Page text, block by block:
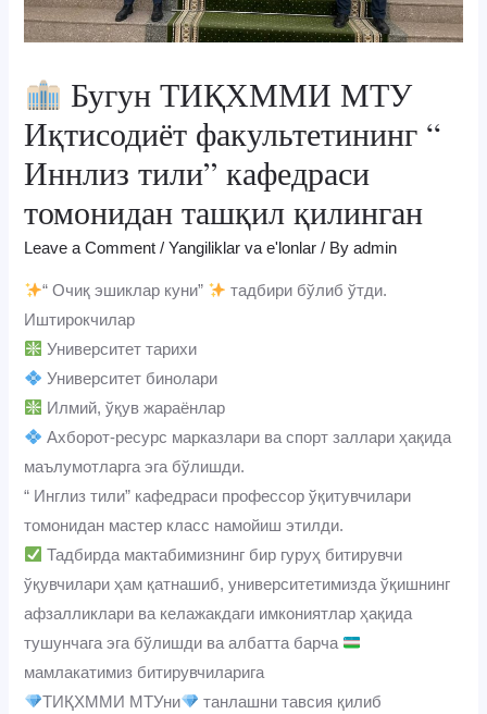
Бугун ТИҚХММИ МТУ
Иқтисодиёт факультетининг “
Иннлиз тили” кафедраси
томонидан ташқил қилинган
Leave a Comment /Yangiliklar va e'lonlar / Byadmin
“ Очиқ эшиклар куни”
тадбири бўлиб ўтди.
Иштирокчилар
Университет тарихи
Университет бинолари
Илмий, ўқув жараёнлар
Ахборот-ресурс марказлари ва спорт заллари ҳақида
маълумотларга эга бўлишди.
“ Инглиз тили” кафедраси профессор ўқитувчилари
томонидан мастер класс намойиш этилди.
Тадбирда мактабимизнинг бир гуруҳ битирувчи
ўқувчилари ҳам қатнашиб, университетимизда ўқишнинг
афзалликлари ва келажакдаги имкониятлар ҳақида
тушунчага эга бўлишди ва албатта барча
мамлакатимиз битирувчиларига
ТИҚХММИ МТУни
танлашни тавсия қилиб